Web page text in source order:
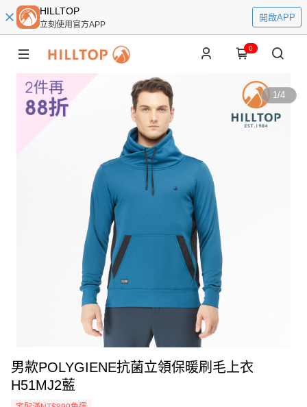
HILLTOP
立刻使用官方APP
開啟APP
0
1/4
男款POLYGIENE抗菌立領保暖刷毛上衣
H51MJ2藍